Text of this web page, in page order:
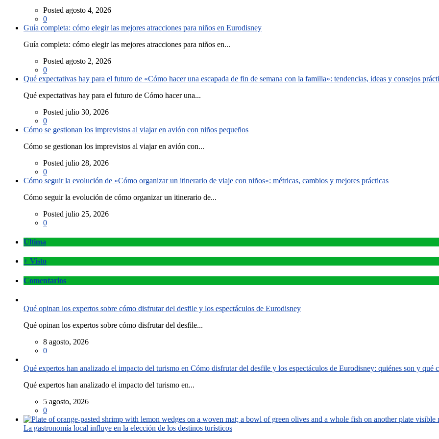
Posted agosto 4, 2026
0
Guía completa: cómo elegir las mejores atracciones para niños en Eurodisney
Guía completa: cómo elegir las mejores atracciones para niños en...
Posted agosto 2, 2026
0
Qué expectativas hay para el futuro de «Cómo hacer una escapada de fin de semana con la familia»: tendencias, ideas y consejos
Qué expectativas hay para el futuro de Cómo hacer una...
Posted julio 30, 2026
0
Cómo se gestionan los imprevistos al viajar en avión con niños pequeños
Cómo se gestionan los imprevistos al viajar en avión con...
Posted julio 28, 2026
0
Cómo seguir la evolución de «Cómo organizar un itinerario de viaje con niños»: métricas, cambios y mejores prácticas
Cómo seguir la evolución de cómo organizar un itinerario de...
Posted julio 25, 2026
0
Última
+ Visto
Comentarios
Qué opinan los expertos sobre cómo disfrutar del desfile y los espectáculos de Eurodisney
Qué opinan los expertos sobre cómo disfrutar del desfile...
8 agosto, 2026
0
Qué expertos han analizado el impacto del turismo en Cómo disfrutar del desfile y los espectáculos de Eurodisney: quiénes son y qué
Qué expertos han analizado el impacto del turismo en...
5 agosto, 2026
0
La gastronomía local influye en la elección de los destinos turísticos